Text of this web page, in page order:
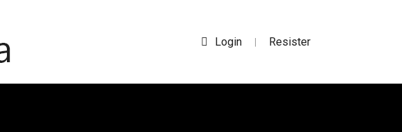
Login | Resister